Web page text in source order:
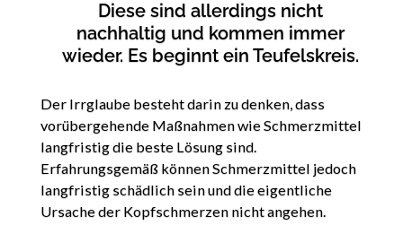
Diese sind allerdings nicht
nachhaltig und kommen immer
wieder. Es beginnt ein Teufelskreis.
Der Irrglaube besteht darin zu denken, dass
vorübergehende Maßnahmen wie Schmerzmittel
langfristig die beste Lösung sind.
Erfahrungsgemäß können Schmerzmittel jedoch
langfristig schädlich sein und die eigentliche
Ursache der Kopfschmerzen nicht angehen.